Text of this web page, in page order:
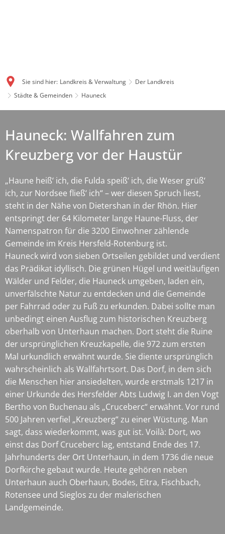
Sie sind hier: Landkreis & Verwaltung
Der Landkreis
Städte & Gemeinden
Hauneck
Hauneck: Wallfahren zum
Kreuzberg vor der Haustür
„Haune heiß‘ ich, die Fulda speiß‘ ich, die Weser grüß‘
ich, zur Nordsee fließ‘ ich“ – wer diesen Spruch liest,
steht in der Nähe von Dietershan in der Rhön. Hier
entspringt der 64 Kilometer lange Haune-Fluss, der
Namenspatron für die 3200 Einwohner zählende
Gemeinde im Kreis Hersfeld-Rotenburg ist.
Hauneck wird von sieben Ortseilen gebildet und verdient
das Prädikat idyllisch. Die grünen Hügel und weitläufigen
Wälder und Felder, die Hauneck umgeben, laden ein,
unverfälschte Natur zu entdecken und die Gemeinde
per Fahrrad oder zu Fuß zu erkunden. Dabei sollte man
unbedingt einen Ausflug zum historischen Kreuzberg
oberhalb von Unterhaun machen. Dort steht die Ruine
der ursprünglichen Kreuzkapelle, die 972 zum ersten
Mal urkundlich erwähnt wurde. Sie diente ursprünglich
wahrscheinlich als Wallfahrtsort. Das Dorf, in dem sich
die Menschen hier ansiedelten, wurde erstmals 1217 in
einer Urkunde des Hersfelder Abts Ludwig I. an den Vogt
Bertho von Buchenau als „Cruceberc“ erwähnt. Vor rund
500 Jahren verfiel „Kreuzberg“ zu einer Wüstung. Man
sagt, dass wiederkommt, was gut ist. Voilà: Dort, wo
einst das Dorf Cruceberc lag, entstand Ende des 17.
Jahrhunderts der Ort Unterhaun, in dem 1736 die neue
Dorfkirche gebaut wurde. Heute gehören neben
Unterhaun auch Oberhaun, Bodes, Eitra, Fischbach,
Rotensee und Sieglos zu der malerischen
Landgemeinde.